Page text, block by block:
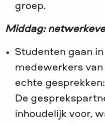
groep.
Middag:
Studenten gaan
medewerkers
echte
De
inhoudelijk voor,